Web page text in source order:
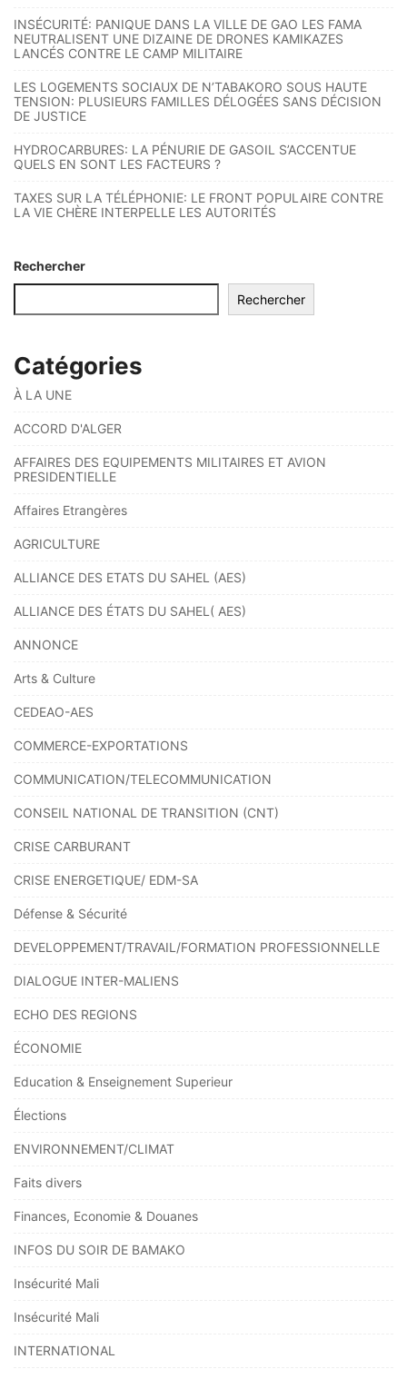
INSÉCURITÉ: PANIQUE DANS LA VILLE DE GAO LES FAMA
NEUTRALISENT UNE DIZAINE DE DRONES KAMIKAZES
LANCÉS CONTRE LE CAMP MILITAIRE
LES LOGEMENTS SOCIAUX DE N’TABAKORO SOUS HAUTE
TENSION: PLUSIEURS FAMILLES DÉLOGÉES SANS DÉCISION
DE JUSTICE
HYDROCARBURES: LA PÉNURIE DE GASOIL S’ACCENTUE
QUELS EN SONT LES FACTEURS ?
TAXES SUR LA TÉLÉPHONIE: LE FRONT POPULAIRE CONTRE
LA VIE CHÈRE INTERPELLE LES AUTORITÉS
Rechercher
Rechercher
Catégories
À LA UNE
ACCORD D'ALGER
AFFAIRES DES EQUIPEMENTS MILITAIRES ET AVION
PRESIDENTIELLE
Affaires Etrangères
AGRICULTURE
ALLIANCE DES ETATS DU SAHEL (AES)
ALLIANCE DES ÉTATS DU SAHEL( AES)
ANNONCE
Arts & Culture
CEDEAO-AES
COMMERCE-EXPORTATIONS
COMMUNICATION/TELECOMMUNICATION
CONSEIL NATIONAL DE TRANSITION (CNT)
CRISE CARBURANT
CRISE ENERGETIQUE/ EDM-SA
Défense & Sécurité
DEVELOPPEMENT/TRAVAIL/FORMATION PROFESSIONNELLE
DIALOGUE INTER-MALIENS
ECHO DES REGIONS
ÉCONOMIE
Education & Enseignement Superieur
Élections
ENVIRONNEMENT/CLIMAT
Faits divers
Finances, Economie & Douanes
INFOS DU SOIR DE BAMAKO
Insécurité Mali
Insécurité Mali
INTERNATIONAL